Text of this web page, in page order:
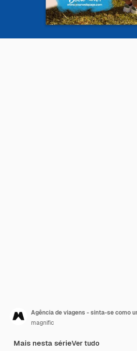
Agência de viagens - sinta-se como
magnific
Mais nesta sérieVer tudo